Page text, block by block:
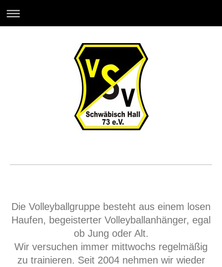
Die Volleyballgruppe besteht aus einem losen
Haufen, begeisterter Volleyballanhänger, egal
ob Jung oder Alt.
Wir versuchen immer mittwochs regelmäßig
zu trainieren. Seit 2004 nehmen wir wieder